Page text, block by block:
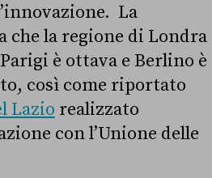
La
che la regione di Londra
è ottava e Berlino è
così come riportato
Lazio realizzato
con l’Unione delle